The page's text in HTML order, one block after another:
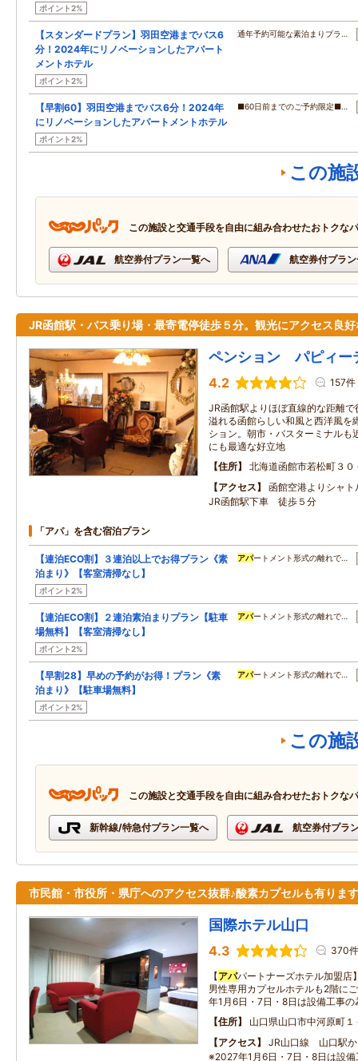
ポイント2%
【スタンダードプラン】羽田空港までバス6
分！2024年にリノベーションしたアパート
メントホテル
ポイント2%
通年予約可能な素泊まりプラ…
【早割60】羽田空港までバス6分！2024年
にリノベーションしたアパートメントホテル
ポイント2%
■60日前までのご予約限定■…
この施
この施設と交通手段を自由に組み合わせたおトクな
航空券付プラン一覧へ 航空券付プラ
JR函館駅・バス乗り場・最寄電停徒歩５分。観光にアクセス良
ペンション パピィー
4.2 157件
JR函館駅よりほぼ直線的な距離
溢れる函館らしい和風と西洋風を
ション。朝市・バスターミナルも
にも最適な好立地
住所
北海道函館市若松町３０
アクセス
函館空港よりシャ
JR函館駅下車 徒歩５分
「アパ」を含む宿泊プラン
【連泊ECO割】３連泊以上でお得プラン《素
泊まり》【客室清掃なし】
ポイント2%
アパートメント形式の離れで…
【連泊ECO割】２連泊素泊まりプラン【駐車
場無料】【客室清掃なし】
ポイント2%
アパートメント形式の離れで…
【早割28】早めの予約がお得！プラン《素
泊まり》【駐車場無料】
ポイント2%
アパートメント形式の離れで…
この施
この施設と交通手段を自由に組み合わせたおトクな
新幹線/特急付プラン一覧へ 航空券付プラ
市民館・市役所・県庁へのアクセス抜群♪酸素カプセルも有りま
国際ホテル山口
4.3 370件
【アパパートナーズホテル加盟店
男性専用カプセルホテルも2階に
年1月6日・7日・8日は設備工事
住所
山口県山口市中河原町１
アクセス
JR山口線 山口駅
※2027年1月6日・7日・8日は設